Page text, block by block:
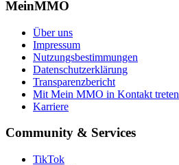
MeinMMO
Über uns
Impressum
Nutzungsbestimmungen
Datenschutzerklärung
Transparenzbericht
Mit Mein MMO in Kontakt treten
Karriere
Community & Services
TikTok